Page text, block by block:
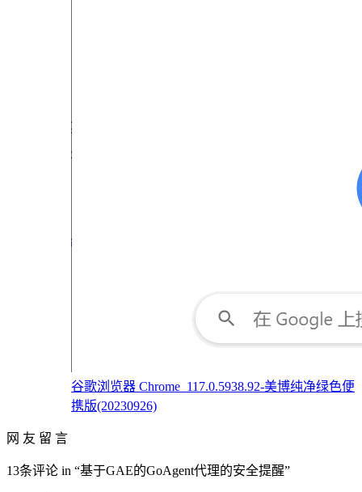
谷歌浏览器 Chrome_117.0.5938.92-美博纯净绿色便
携版(20230926)
网 友 留 言
13条评论 in “基于GAE的GoAgent代理的安全提醒”